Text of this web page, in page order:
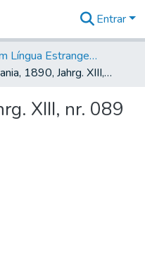
Entrar
Jornais em Língua Estrangeira
Germania, 1890, Jahrg. XIII, nr. 089
XIII, nr. 089